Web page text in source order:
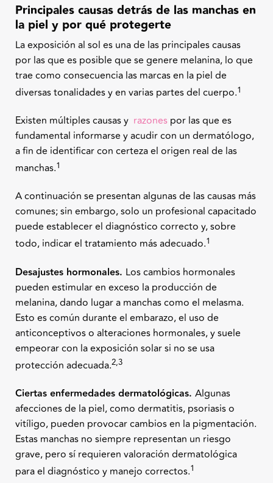
Principales causas detrás de las manchas en
la piel y por qué protegerte
La exposición al sol es una de las principales causas
por las que es posible que se genere melanina, lo que
trae como consecuencia las marcas en la piel de
diversas tonalidades y en varias partes del cuerpo.1
Existen múltiples causas y razones por las que es
fundamental informarse y acudir con un dermatólogo,
a fin de identificar con certeza el origen real de las
manchas.1
A continuación se presentan algunas de las causas más
comunes; sin embargo, solo un profesional capacitado
puede establecer el diagnóstico correcto y, sobre
todo, indicar el tratamiento más adecuado.1
Desajustes hormonales. Los cambios hormonales
pueden estimular en exceso la producción de
melanina, dando lugar a manchas como el melasma.
Esto es común durante el embarazo, el uso de
anticonceptivos o alteraciones hormonales, y suele
empeorar con la exposición solar si no se usa
protección adecuada.2,3
Ciertas enfermedades dermatológicas. Algunas
afecciones de la piel, como dermatitis, psoriasis o
vitíligo, pueden provocar cambios en la pigmentación.
Estas manchas no siempre representan un riesgo
grave, pero sí requieren valoración dermatológica
para el diagnóstico y manejo correctos.1